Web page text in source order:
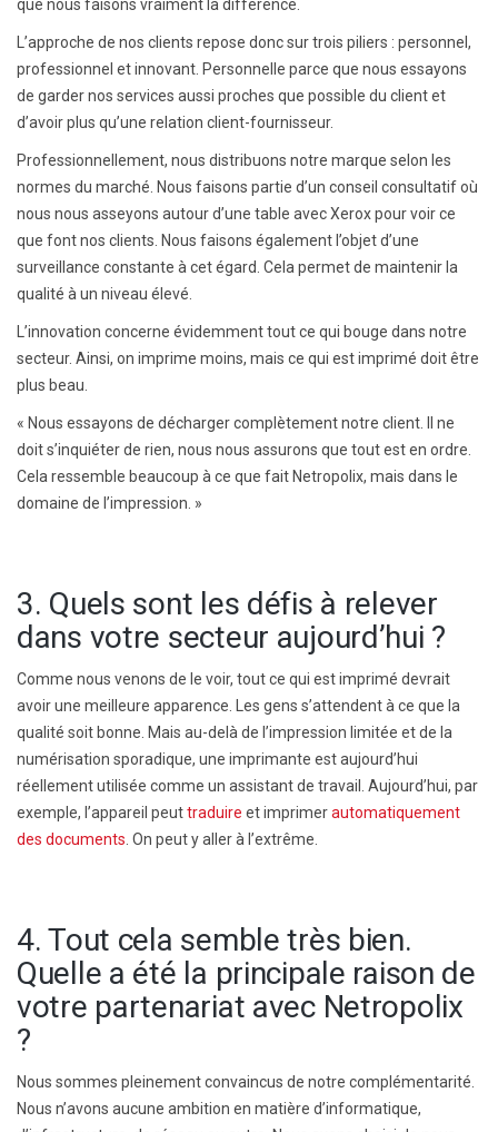
que nous faisons vraiment la différence.
L’approche de nos clients repose donc sur trois piliers : personnel,
professionnel et innovant. Personnelle parce que nous essayons
de garder nos services aussi proches que possible du client et
d’avoir plus qu’une relation client-fournisseur.
Professionnellement, nous distribuons notre marque selon les
normes du marché. Nous faisons partie d’un conseil consultatif où
nous nous asseyons autour d’une table avec Xerox pour voir ce
que font nos clients. Nous faisons également l’objet d’une
surveillance constante à cet égard. Cela permet de maintenir la
qualité à un niveau élevé.
L’innovation concerne évidemment tout ce qui bouge dans notre
secteur. Ainsi, on imprime moins, mais ce qui est imprimé doit être
plus beau.
« Nous essayons de décharger complètement notre client. Il ne
doit s’inquiéter de rien, nous nous assurons que tout est en ordre.
Cela ressemble beaucoup à ce que fait Netropolix, mais dans le
domaine de l’impression. »
3. Quels sont les défis à relever
dans votre secteur aujourd’hui ?
Comme nous venons de le voir, tout ce qui est imprimé devrait
avoir une meilleure apparence. Les gens s’attendent à ce que la
qualité soit bonne. Mais au-delà de l’impression limitée et de la
numérisation sporadique, une imprimante est aujourd’hui
réellement utilisée comme un assistant de travail. Aujourd’hui, par
exemple, l’appareil peuttraduire et imprimerautomatiquement
des documents . On peut y aller à l’extrême.
4. Tout cela semble très bien.
Quelle a été la principale raison de
votre partenariat avec Netropolix
?
Nous sommes pleinement convaincus de notre complémentarité.
Nous n’avons aucune ambition en matière d’informatique,